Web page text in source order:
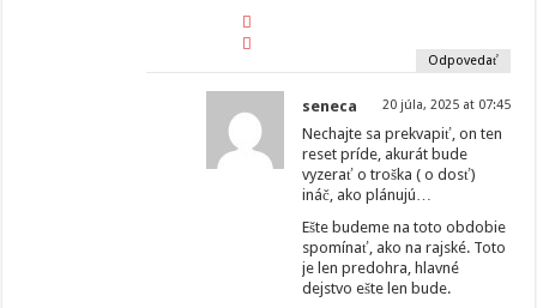
Odpovedať
seneca 20 júla, 2025 at 07:45
Nechajte sa prekvapiť, on ten
reset príde, akurát bude
vyzerať o troška ( o dosť)
ináč, ako plánujú…
Ešte budeme na toto obdobie
spomínať, ako na rajské. Toto
je len predohra, hlavné
dejstvo ešte len bude.